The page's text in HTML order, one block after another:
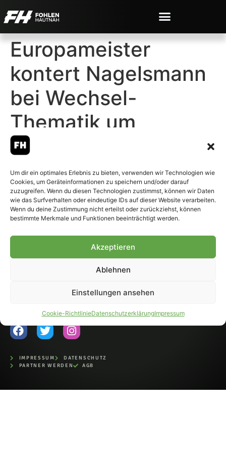
Um dir ein optimales Erlebnis zu bieten, verwenden wir Technologien wie
Cookies, um Geräteinformationen zu speichern und/oder darauf
zuzugreifen. Wenn du diesen Technologien zustimmst, können wir Daten
wie das Surfverhalten oder eindeutige IDs auf dieser Website verarbeiten.
Wenn du deine Zustimmung nicht erteilst oder zurückziehst, können
bestimmte Merkmale und Funktionen beeinträchtigt werden.
Akzeptieren
Ablehnen
Einstellungen ansehen
Cookie-RichtlinieDatenschutzerklärungImpressum
Europameister
kontert Nagelsmann
bei Wechsel-
Thematik um
Kleindienst
© 2007-2026 Fohlen-Hautnah.de
– Alle rechte vorbehalten.
Fohlen-Hautnah.de ist ein
offiziell eingetragenes Magazin
bei der Deutschen
Nationalbibliothek (ISSN 1868-
auszugsweise, nur mit
IMPRESSUM
DATENSCHUTZ
PARTNER WERDEN
AGB